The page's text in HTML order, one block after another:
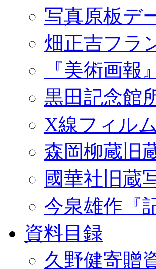
写真原板デ
畑正吉フラ
『美術画
黒田記念館
X線フィル
森岡柳蔵旧
國華社旧蔵
今泉雄作『
資料目録
久野健寄贈